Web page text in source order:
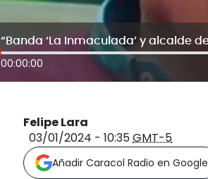
00:00:00
Felipe Lara
03/01/2024 - 10:35GMT-5
Añadir Caracol Radio en Google